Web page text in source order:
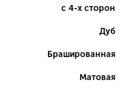
с 4-х сторон
Дуб
Брашированная
Матовая